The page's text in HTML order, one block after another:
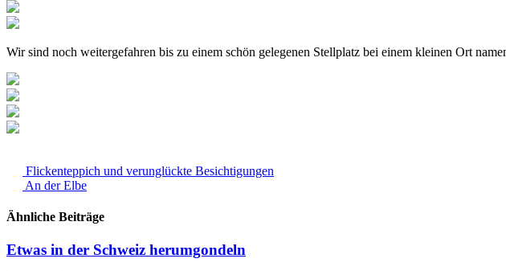
Wir sind noch weitergefahren bis zu einem schön gelegenen Stellplatz bei einem kleinen Ort
Flickenteppich und verunglückte Besichtigungen
An der Elbe
Ähnliche Beiträge
Etwas in der Schweiz herumgondeln